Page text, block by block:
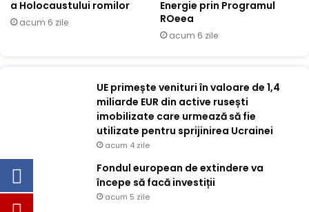
a Holocaustului romilor
acum 6 zile
Energie prin Programul
ROeea
acum 6 zile
UE primește venituri în valoare de 1,4
miliarde EUR din active rusești
imobilizate care urmează să fie
utilizate pentru sprijinirea Ucrainei
acum 4 zile
Fondul european de extindere va
începe să facă investiții
acum 5 zile